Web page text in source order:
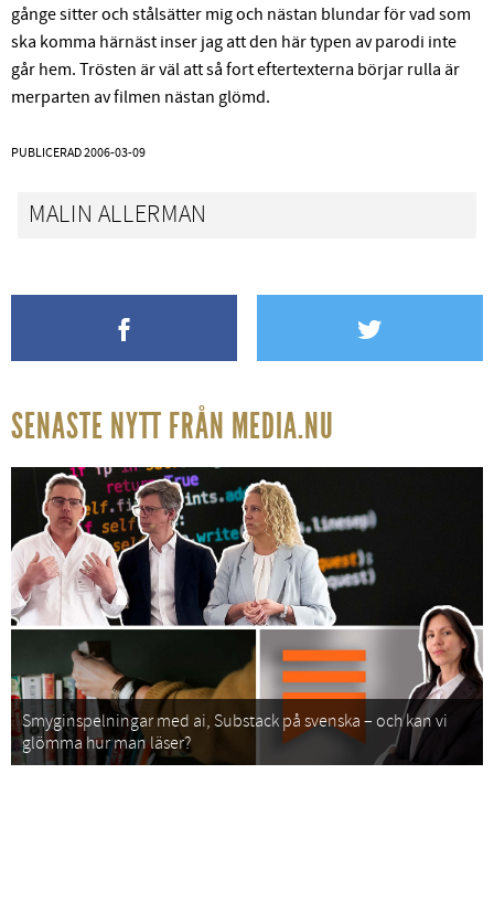
gånge sitter och stålsätter mig och nästan blundar för vad som
ska komma härnäst inser jag att den här typen av parodi inte
går hem. Trösten är väl att så fort eftertexterna börjar rulla är
merparten av filmen nästan glömd.
PUBLICERAD2006-03-09
MALIN ALLERMAN
SENASTE NYTT FRÅN MEDIA.NU
Smyginspelningar med ai, Substack på svenska – och kan vi
glömma hur man läser?